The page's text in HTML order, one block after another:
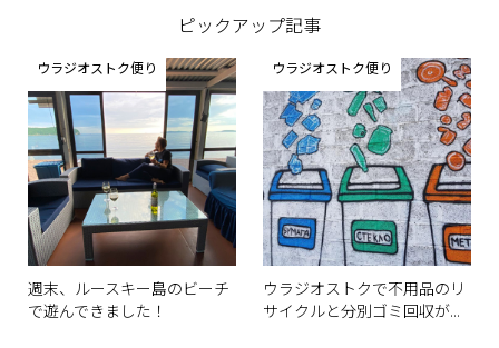
ピックアップ記事
ウラジオストク便り
週末、ルースキー島のビーチ
で遊んできました！
ウラジオストク便り
ウラジオストクで不用品のリ
サイクルと分別ゴミ回収が...